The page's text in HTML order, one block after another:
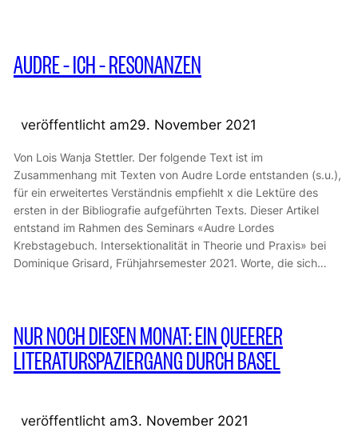
AUDRE – ICH – RESONANZEN
veröffentlicht am29. November 2021
Von Lois Wanja Stettler. Der folgende Text ist im
Zusammenhang mit Texten von Audre Lorde entstanden (s.u.),
für ein erweitertes Verständnis empfiehlt x die Lektüre des
ersten in der Bibliografie aufgeführten Texts. Dieser Artikel
entstand im Rahmen des Seminars «Audre Lordes
Krebstagebuch. Intersektionalität in Theorie und Praxis» bei
Dominique Grisard, Frühjahrsemester 2021. Worte, die sich…
NUR NOCH DIESEN MONAT: EIN QUEERER
LITERATURSPAZIERGANG DURCH BASEL
veröffentlicht am3. November 2021